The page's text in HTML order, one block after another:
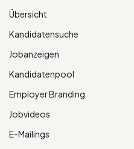
Übersicht
Kandidatensuche
Jobanzeigen
Kandidatenpool
Employer Branding
Jobvideos
E-Mailings